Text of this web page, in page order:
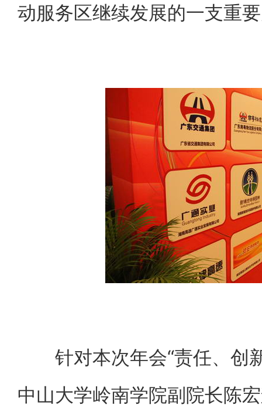
动服务区继续发展的一支重
针对本次年会“责任、创
中山大学岭南学院副院长陈